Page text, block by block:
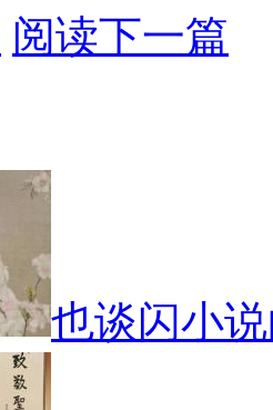
阅读下一篇
也谈闪小